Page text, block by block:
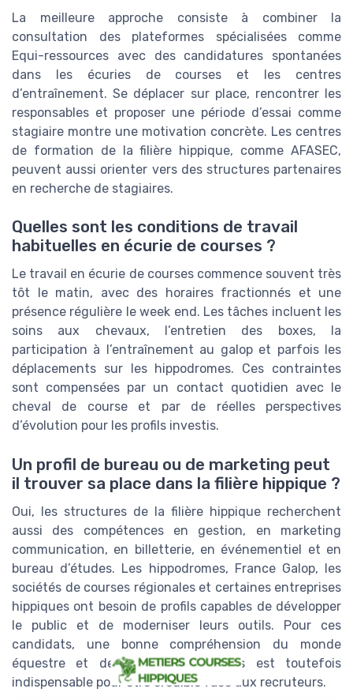
La meilleure approche consiste à combiner la
consultation des plateformes spécialisées comme
Equi-ressources avec des candidatures spontanées
dans les écuries de courses et les centres
d’entraînement. Se déplacer sur place, rencontrer les
responsables et proposer une période d’essai comme
stagiaire montre une motivation concrète. Les centres
de formation de la filière hippique, comme AFASEC,
peuvent aussi orienter vers des structures partenaires
en recherche de stagiaires.
Quelles sont les conditions de travail
habituelles en écurie de courses ?
Le travail en écurie de courses commence souvent très
tôt le matin, avec des horaires fractionnés et une
présence régulière le week end. Les tâches incluent les
soins aux chevaux, l’entretien des boxes, la
participation à l’entraînement au galop et parfois les
déplacements sur les hippodromes. Ces contraintes
sont compensées par un contact quotidien avec le
cheval de course et par de réelles perspectives
d’évolution pour les profils investis.
Un profil de bureau ou de marketing peut
il trouver sa place dans la filière hippique ?
Oui, les structures de la filière hippique recherchent
aussi des compétences en gestion, en marketing
communication, en billetterie, en événementiel et en
bureau d’études. Les hippodromes, France Galop, les
sociétés de courses régionales et certaines entreprises
hippiques ont besoin de profils capables de développer
le public et de moderniser leurs outils. Pour ces
candidats, une bonne compréhension du monde
équestre et des courses hippiques est toutefois
indispensable pour être crédible face aux recruteurs.